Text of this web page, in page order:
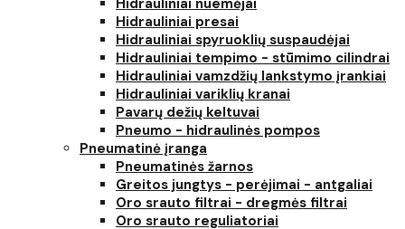
Hidrauliniai nuemėjai
Hidrauliniai presai
Hidrauliniai spyruoklių suspaudėjai
Hidrauliniai tempimo - stūmimo cilindrai
Hidrauliniai vamzdžių lankstymo įrankiai
Hidrauliniai variklių kranai
Pavarų dežių keltuvai
Pneumo - hidraulinės pompos
Pneumatinė įranga
Pneumatinės žarnos
Greitos jungtys - perėjimai - antgaliai
Oro srauto filtrai - dregmės filtrai
Oro srauto reguliatoriai